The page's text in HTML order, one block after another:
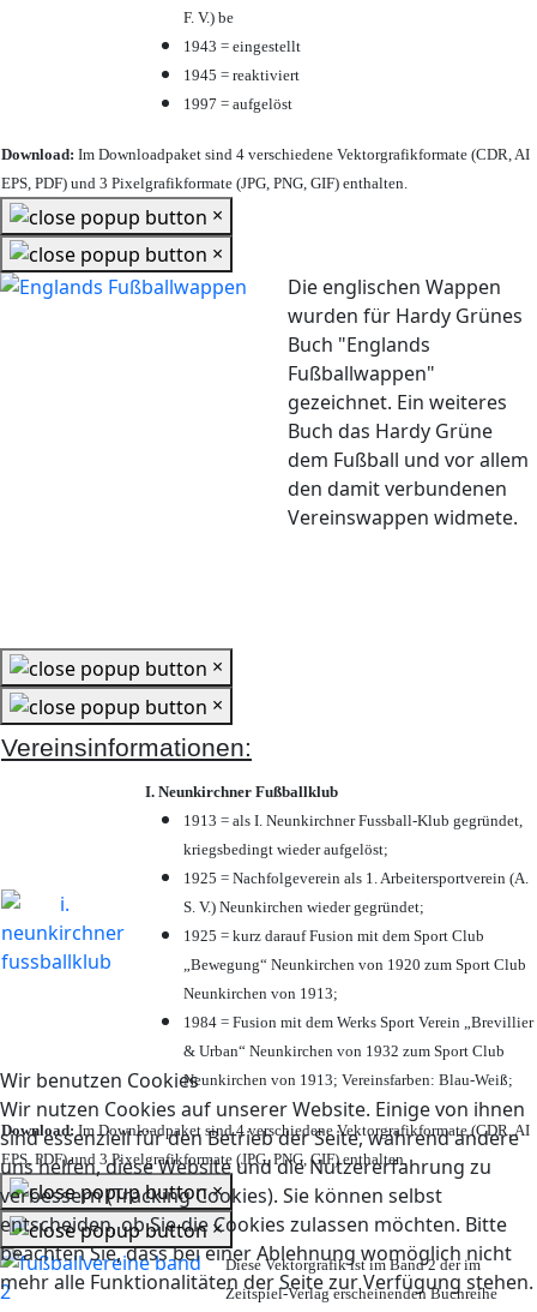
Wir benutzen Cookies
Wir nutzen Cookies auf unserer Website. Einige von ihnen
sind essenziell für den Betrieb der Seite, während andere
uns helfen, diese Website und die Nutzererfahrung zu
verbessern (Tracking Cookies). Sie können selbst
entscheiden, ob Sie die Cookies zulassen möchten. Bitte
beachten Sie, dass bei einer Ablehnung womöglich nicht
mehr alle Funktionalitäten der Seite zur Verfügung stehen.
F. V.) be
1943 = eingestellt
1945 = reaktiviert
1997 = aufgelöst
Download: Im Downloadpaket sind 4 verschiedene Vektorgrafikformate (CDR, AI
EPS, PDF) und 3 Pixelgrafikformate (JPG, PNG, GIF) enthalten.
×
×
Die englischen Wappen
wurden für Hardy Grünes
Buch "Englands
Fußballwappen"
gezeichnet. Ein weiteres
Buch das Hardy Grüne
dem Fußball und vor allem
den damit verbundenen
Vereinswappen widmete.
×
×
Vereinsinformationen:
I. Neunkirchner Fußballklub
1913 = als I. Neunkirchner Fussball-Klub gegründet,
kriegsbedingt wieder aufgelöst;
1925 = Nachfolgeverein als 1. Arbeitersportverein (A.
S. V.) Neunkirchen wieder gegründet;
1925 = kurz darauf Fusion mit dem Sport Club
„Bewegung“ Neunkirchen von 1920 zum Sport Club
Neunkirchen von 1913;
1984 = Fusion mit dem Werks Sport Verein „Brevillier
& Urban“ Neunkirchen von 1932 zum Sport Club
Neunkirchen von 1913; Vereinsfarben: Blau-Weiß;
Download: Im Downloadpaket sind 4 verschiedene Vektorgrafikformate (CDR, AI
EPS, PDF) und 3 Pixelgrafikformate (JPG, PNG, GIF) enthalten.
×
×
Diese Vektorgrafik ist im Band 2 der im
Zeitspiel-Verlag erscheinenden Buchreihe